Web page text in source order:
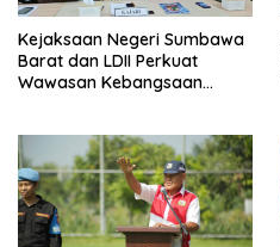
Kejaksaan Negeri Sumbawa
Barat dan LDII Perkuat
Wawasan Kebangsaan